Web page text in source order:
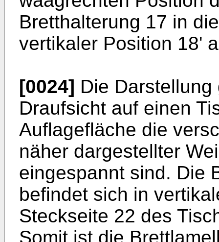
Bretthalterung 17 in
vertikaler Position 18'
[0024] Die
Draufsicht auf einen
Auflagefläche die
näher dargestellter
eingespannt sind. Die
befindet sich in
Steckseite 22 des
Somit ist die